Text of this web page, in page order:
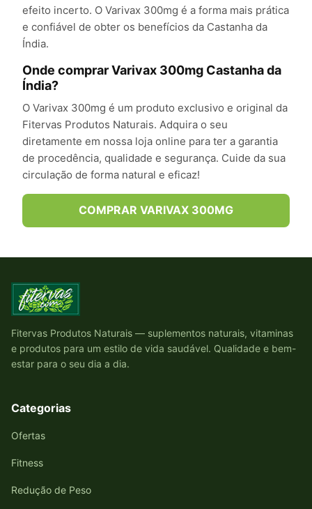
efeito incerto. O Varivax 300mg é a forma mais prática
e confiável de obter os benefícios da Castanha da
Índia.
Onde comprar Varivax 300mg Castanha da
Índia?
O Varivax 300mg é um produto exclusivo e original da
Fitervas Produtos Naturais. Adquira o seu
diretamente em nossa loja online para ter a garantia
de procedência, qualidade e segurança. Cuide da sua
circulação de forma natural e eficaz!
COMPRAR VARIVAX 300MG
Fitervas Produtos Naturais — suplementos naturais, vitaminas
e produtos para um estilo de vida saudável. Qualidade e bem-
estar para o seu dia a dia.
Categorias
Ofertas
Fitness
Redução de Peso